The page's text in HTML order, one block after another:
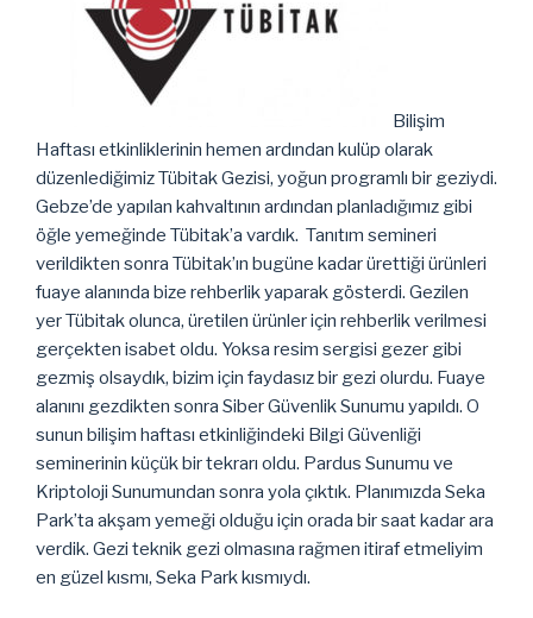
Bilişim
Haftası etkinliklerinin hemen ardından kulüp olarak
düzenlediğimiz Tübitak Gezisi, yoğun programlı bir geziydi.
Gebze’de yapılan kahvaltının ardından planladığımız gibi
öğle yemeğinde Tübitak’a vardık. Tanıtım semineri
verildikten sonra Tübitak’ın bugüne kadar ürettiği ürünleri
fuaye alanında bize rehberlik yaparak gösterdi. Gezilen
yer Tübitak olunca, üretilen ürünler için rehberlik verilmesi
gerçekten isabet oldu. Yoksa resim sergisi gezer gibi
gezmiş olsaydık, bizim için faydasız bir gezi olurdu. Fuaye
alanını gezdikten sonra Siber Güvenlik Sunumu yapıldı. O
sunun bilişim haftası etkinliğindeki Bilgi Güvenliği
seminerinin küçük bir tekrarı oldu. Pardus Sunumu ve
Kriptoloji Sunumundan sonra yola çıktık. Planımızda Seka
Park’ta akşam yemeği olduğu için orada bir saat kadar ara
verdik. Gezi teknik gezi olmasına rağmen itiraf etmeliyim
en güzel kısmı, Seka Park kısmıydı.